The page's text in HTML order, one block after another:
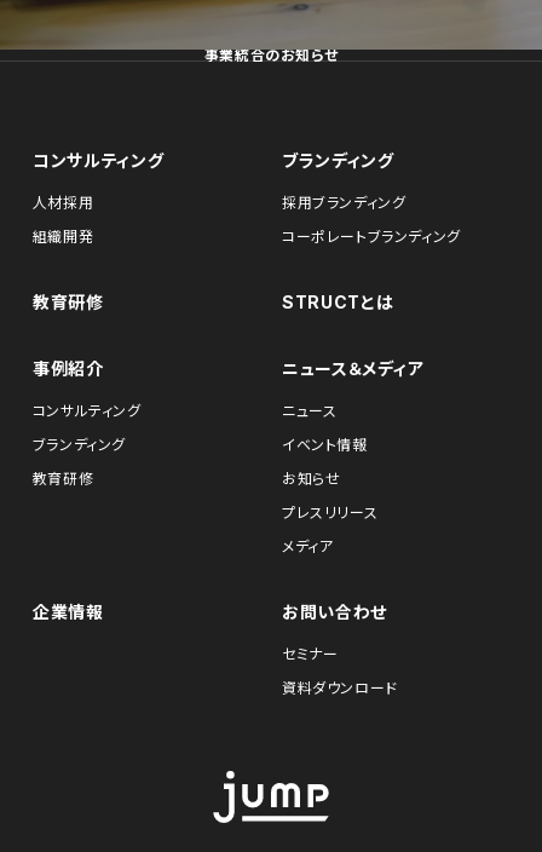
事業統合のお知らせ
コンサルティング
人材採用
組織開発
ブランディング
採用ブランディング
コーポレートブランディング
教育研修 STRUCTとは
事例紹介
コンサルティング
ブランディング
教育研修
ニュース＆メディア
ニュース
イベント情報
お知らせ
プレスリリース
メディア
企業情報 お問い合わせ
セミナー
資料ダウンロード